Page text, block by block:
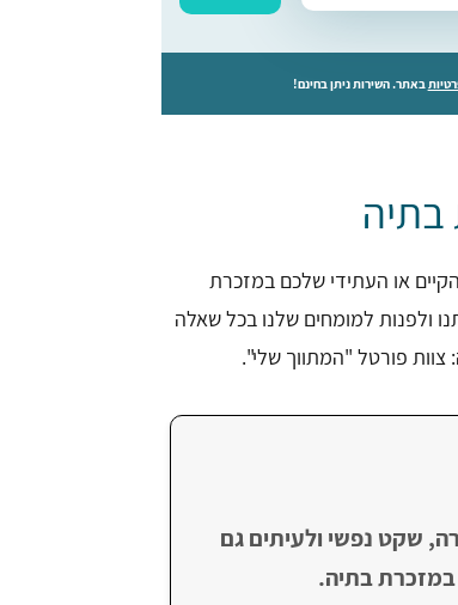
באתר. השירות ניתן בחינם!
בתיה
או העתידי שלכם במזכרת
ולפנות למומחים שלנו בכל שאלה
פורטל "המתווך שלי".
שקט נפשי ולעיתים גם
במזכרת בתיה.